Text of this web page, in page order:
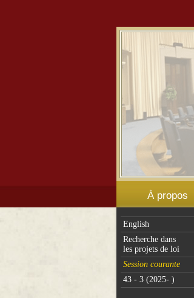
À propos
English
Recherche dans
les projets de loi
Session courante
43 - 3 (2025- )